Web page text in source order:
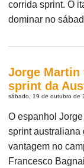
corrida sprint. O
dominar no
Jorge Martin
sprint da
sábado, 19 de outubro de
O espanhol
sprint australiana
vantagem no
Francesco